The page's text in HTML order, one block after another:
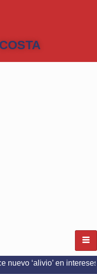
en intereses del